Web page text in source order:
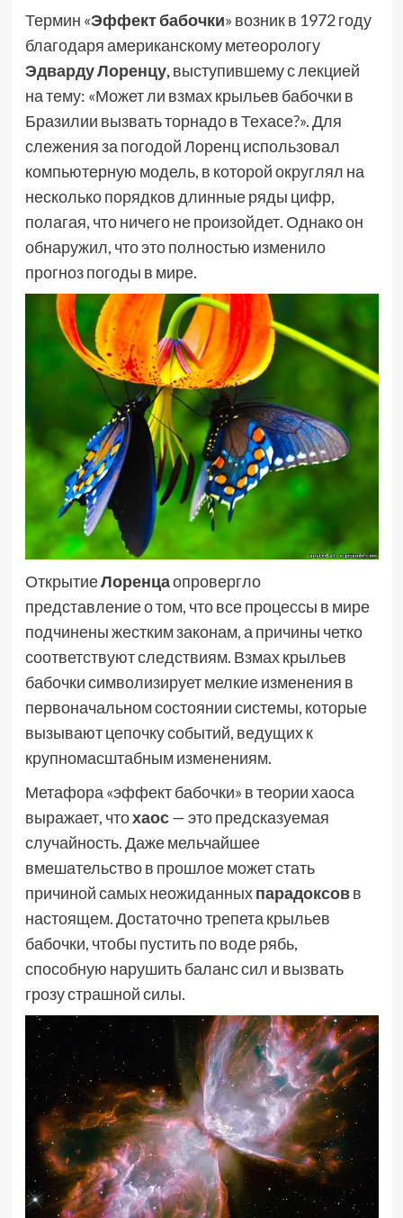
Термин «Эффект бабочки» возник в 1972 году
благодаря американскому метеорологу
Эдварду Лоренцу,выступившему с лекцией
на тему: «Может ли взмах крыльев бабочки в
Бразилии вызвать торнадо в Техасе?». Для
слежения за погодой Лоренц использовал
компьютерную модель, в которой округлял на
несколько порядков длинные ряды цифр,
полагая, что ничего не произойдет. Однако он
обнаружил, что это полностью изменило
прогноз погоды в мире.
ОткрытиеЛоренцаопровергло
представление о том, что все процессы в мире
подчинены жестким законам, а причины четко
соответствуют следствиям. Взмах крыльев
бабочки символизирует мелкие изменения в
первоначальном состоянии системы, которые
вызывают цепочку событий, ведущих к
крупномасштабным изменениям.
Метафора «эффект бабочки» в теории хаоса
выражает, чтохаос — это предсказуемая
случайность. Даже мельчайшее
вмешательство в прошлое может стать
причиной самых неожиданныхпарадоксов в
настоящем. Достаточно трепета крыльев
бабочки, чтобы пустить по воде рябь,
способную нарушить баланс сил и вызвать
грозу страшной силы.